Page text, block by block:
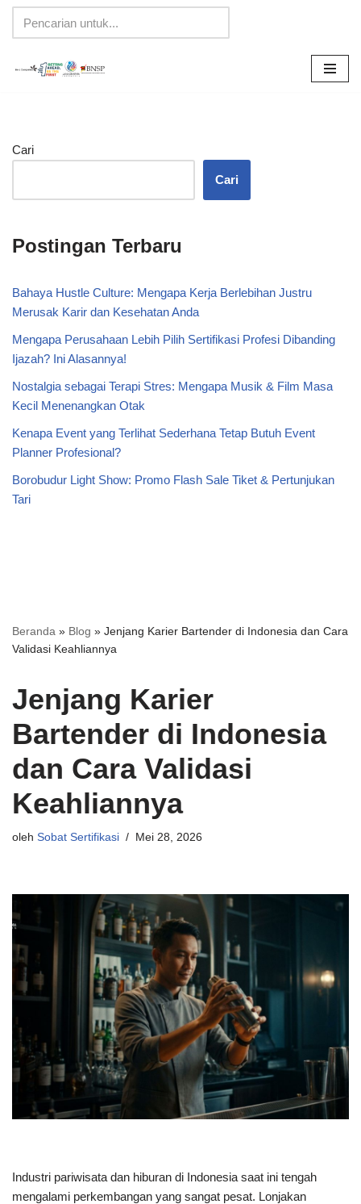
Lompat
Cari
Cari
Postingan Terbaru
Bahaya Hustle Culture: Mengapa Kerja Berlebihan Justru
Merusak Karir dan Kesehatan Anda
Mengapa Perusahaan Lebih Pilih Sertifikasi Profesi Dibanding
Ijazah? Ini Alasannya!
Nostalgia sebagai Terapi Stres: Mengapa Musik & Film Masa
Kecil Menenangkan Otak
Kenapa Event yang Terlihat Sederhana Tetap Butuh Event
Planner Profesional?
Borobudur Light Show: Promo Flash Sale Tiket & Pertunjukan
Tari
Beranda » Blog » Jenjang Karier Bartender di Indonesia dan Cara
Validasi Keahliannya
Jenjang Karier
Bartender di Indonesia
dan Cara Validasi
Keahliannya
oleh Sobat Sertifikasi Mei 28, 2026
Industri pariwisata dan hiburan di Indonesia saat ini tengah
mengalami perkembangan yang sangat pesat. Lonjakan